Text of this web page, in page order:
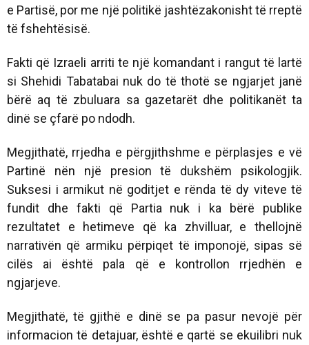
e Partisë, por me një politikë jashtëzakonisht të rreptë
të fshehtësisë.
Fakti që Izraeli arriti te një komandant i rangut të lartë
si Shehidi Tabatabai nuk do të thotë se ngjarjet janë
bërë aq të zbuluara sa gazetarët dhe politikanët ta
dinë se çfarë po ndodh.
Megjithatë, rrjedha e përgjithshme e përplasjes e vë
Partinë nën një presion të dukshëm psikologjik.
Suksesi i armikut në goditjet e rënda të dy viteve të
fundit dhe fakti që Partia nuk i ka bërë publike
rezultatet e hetimeve që ka zhvilluar, e thellojnë
narrativën që armiku përpiqet të imponojë, sipas së
cilës ai është pala që e kontrollon rrjedhën e
ngjarjeve.
Megjithatë, të gjithë e dinë se pa pasur nevojë për
informacion të detajuar, është e qartë se ekuilibri nuk